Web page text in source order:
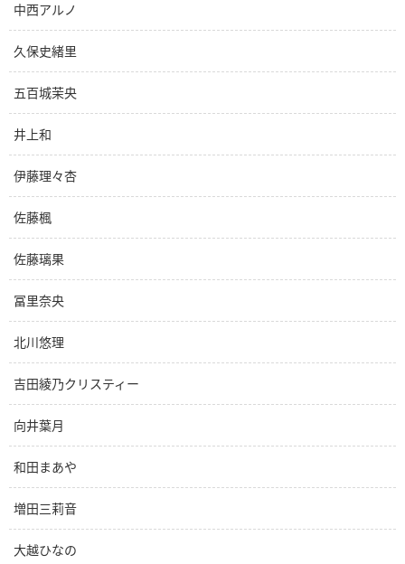
中西アルノ
久保史緒里
五百城茉央
井上和
伊藤理々杏
佐藤楓
佐藤璃果
冨里奈央
北川悠理
吉田綾乃クリスティー
向井葉月
和田まあや
増田三莉音
大越ひなの